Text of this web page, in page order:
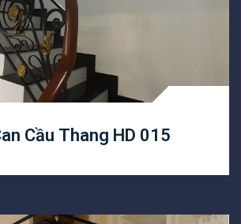
Lan Can Cầu Thang HD 015